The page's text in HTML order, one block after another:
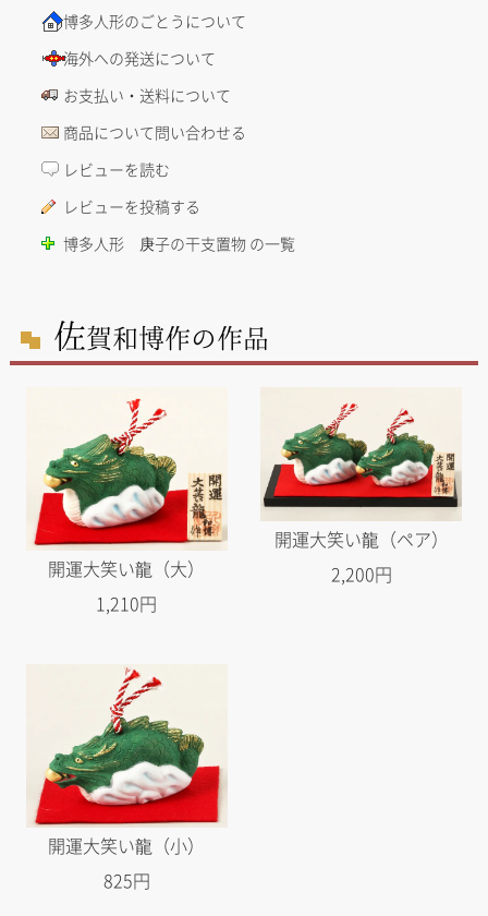
博多人形のごとうについて
海外への発送について
お支払い・送料について
商品について問い合わせる
レビューを読む
レビューを投稿する
博多人形 庚子の干支置物 の一覧
佐賀和博作の作品
開運大笑い龍（大）
1,210円
開運大笑い龍（ペア）
2,200円
開運大笑い龍（小）
825円